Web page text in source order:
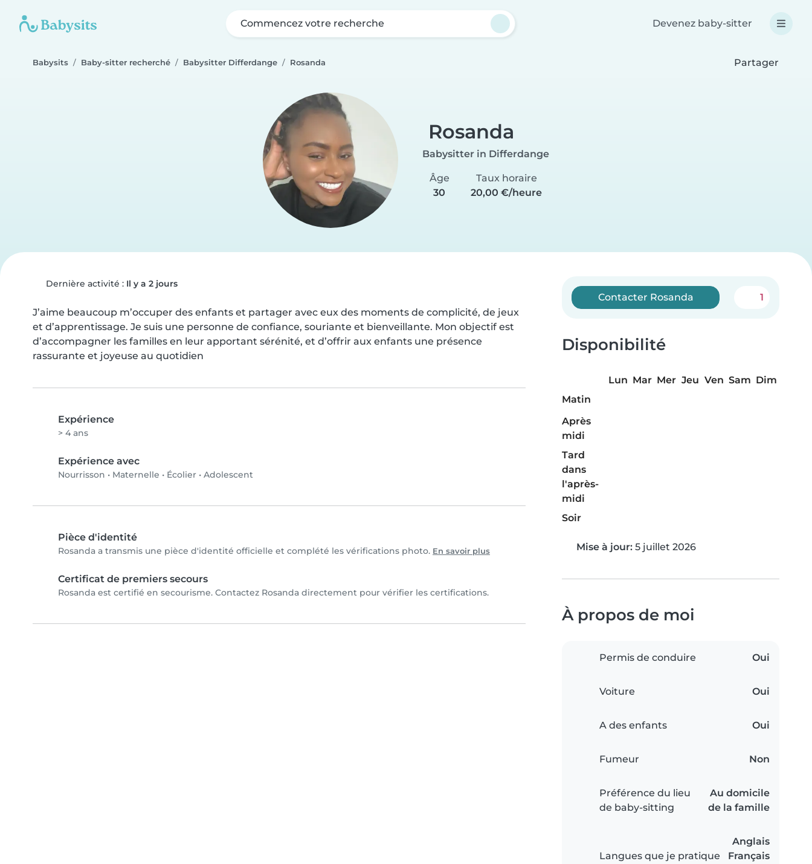
Commencez votre recherche Devenez baby-sitter
Babysits Baby-sitter recherché Babysitter Differdange Rosanda Partager
Rosanda
Babysitter in Differdange
Âge
30
Taux horaire
20,00 €/heure
Dernière activité : Il y a 2 jours
J’aime beaucoup m’occuper des enfants et partager avec eux des moments de complicité, de jeux
et d’apprentissage. Je suis une personne de confiance, souriante et bienveillante. Mon objectif est
d’accompagner les familles en leur apportant sérénité, et d’offrir aux enfants une présence
rassurante et joyeuse au quotidien
Expérience
> 4 ans
Expérience avec
Nourrisson • Maternelle • Écolier • Adolescent
Pièce d'identité
Rosanda a transmis une pièce d'identité officielle et complété les vérifications photo. En savoir plus
Certificat de premiers secours
Rosanda est certifié en secourisme. Contactez Rosanda directement pour vérifier les certifications.
Contacter Rosanda 1
Disponibilité
Lun Mar Mer Jeu Ven Sam Dim
Matin
Après
midi
Tard
dans
l'après-
midi
Soir
Mise à jour: 5 juillet 2026
À propos de moi
Permis de conduire Oui
Voiture Oui
A des enfants Oui
Fumeur Non
Préférence du lieu
de baby-sitting
Au domicile
de la famille
Langues que je pratique
Anglais
Français